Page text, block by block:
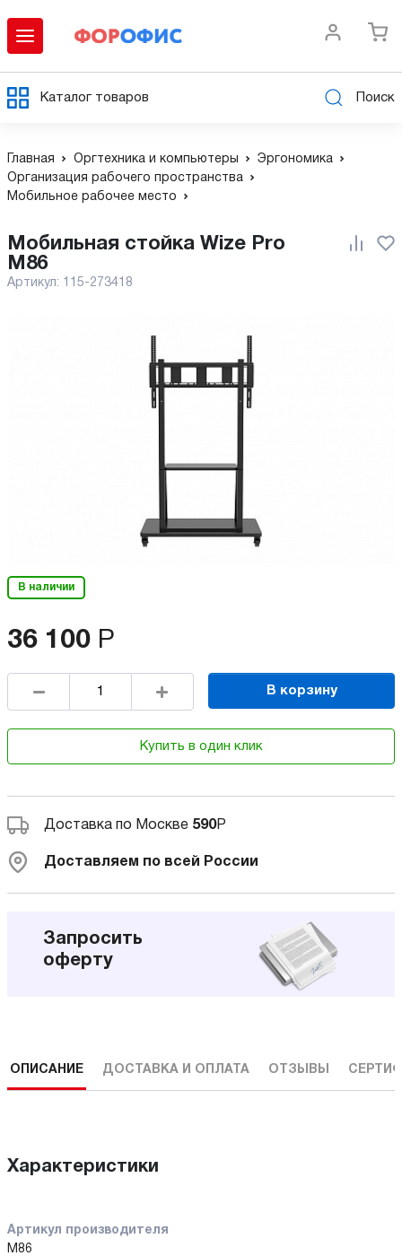
Каталог товаров Поиск
Главная Оргтехника и компьютеры
Эргономика
Организация рабочего пространства
Мобильное рабочее место
Мобильная стойка Wize Pro
M86
Артикул: 115-273418
В наличии
36 100 Р
В корзину
Купить в один клик
Доставка по Москве 590Р
Доставляем по всей России
Запросить
оферту
ОПИСАНИЕ ДОСТАВКА И ОПЛАТА ОТЗЫВЫ
Характеристики
Артикул производителя
M86